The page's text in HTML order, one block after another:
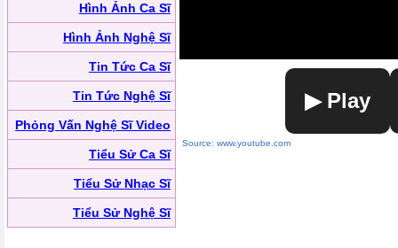
Hình Ảnh Ca Sĩ
Hình Ảnh Nghệ Sĩ
Tin Tức Ca Sĩ
Tin Tức Nghệ Sĩ
Phỏng Vấn Nghệ Sĩ Video
Tiểu Sử Ca Sĩ
Tiểu Sử Nhạc Sĩ
Tiểu Sử Nghệ Sĩ
▶ Play
Source: www.youtube.com